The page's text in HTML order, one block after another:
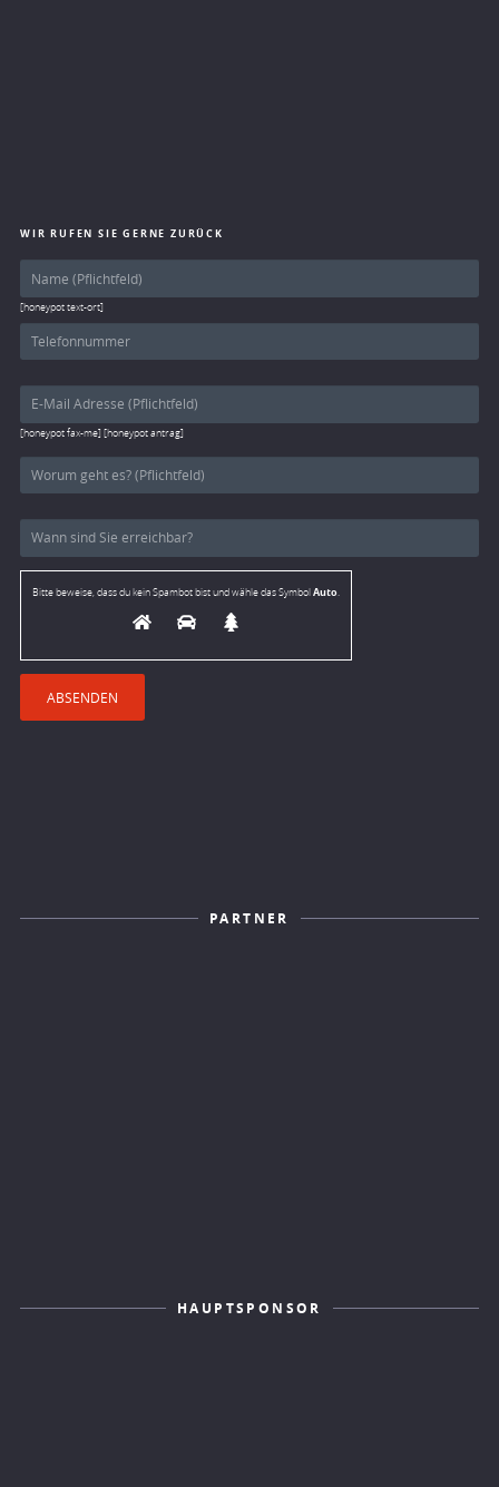
WIR RUFEN SIE GERNE ZURÜCK
[honeypot text-ort]
[honeypot fax-me] [honeypot antrag]
Bitte beweise, dass du kein Spambot bist und wähle das SymbolAuto.
PARTNER
HAUPTSPONSOR